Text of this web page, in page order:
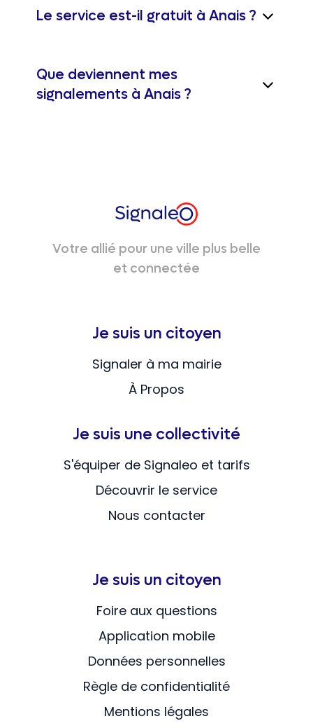
Le service est-il gratuit à Anais ?
Que deviennent mes
signalements à Anais ?
Votre allié pour une ville plus belle
et connectée
Je suis un citoyen
Signaler à ma mairie
À Propos
Je suis une collectivité
S'équiper de Signaleo et tarifs
Découvrir le service
Nous contacter
Je suis un citoyen
Foire aux questions
Application mobile
Données personnelles
Règle de confidentialité
Mentions légales